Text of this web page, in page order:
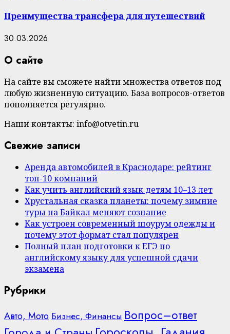
Преимущества трансфера для путешествий
30.03.2026
О сайте
На сайте вы сможете найти множества ответов под
любую жизненную ситуацию. База вопросов-ответов
пополняется регулярно.
Наши контакты: info@otvetin.ru
Свежие записи
Аренда автомобилей в Краснодаре: рейтинг
топ-10 компаний
Как учить английский язык детям 10–13 лет
Хрустальная сказка планеты: почему зимние
туры на Байкал меняют сознание
Как устроен современный шоурум одежды и
почему этот формат стал популярен
Полный план подготовки к ЕГЭ по
английскому языку для успешной сдачи
экзамена
Рубрики
Авто, Мото Бизнес, Финансы Вопрос–ответ